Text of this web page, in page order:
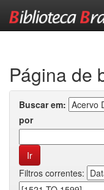
Página de
Buscar em:
por
Filtros correntes: